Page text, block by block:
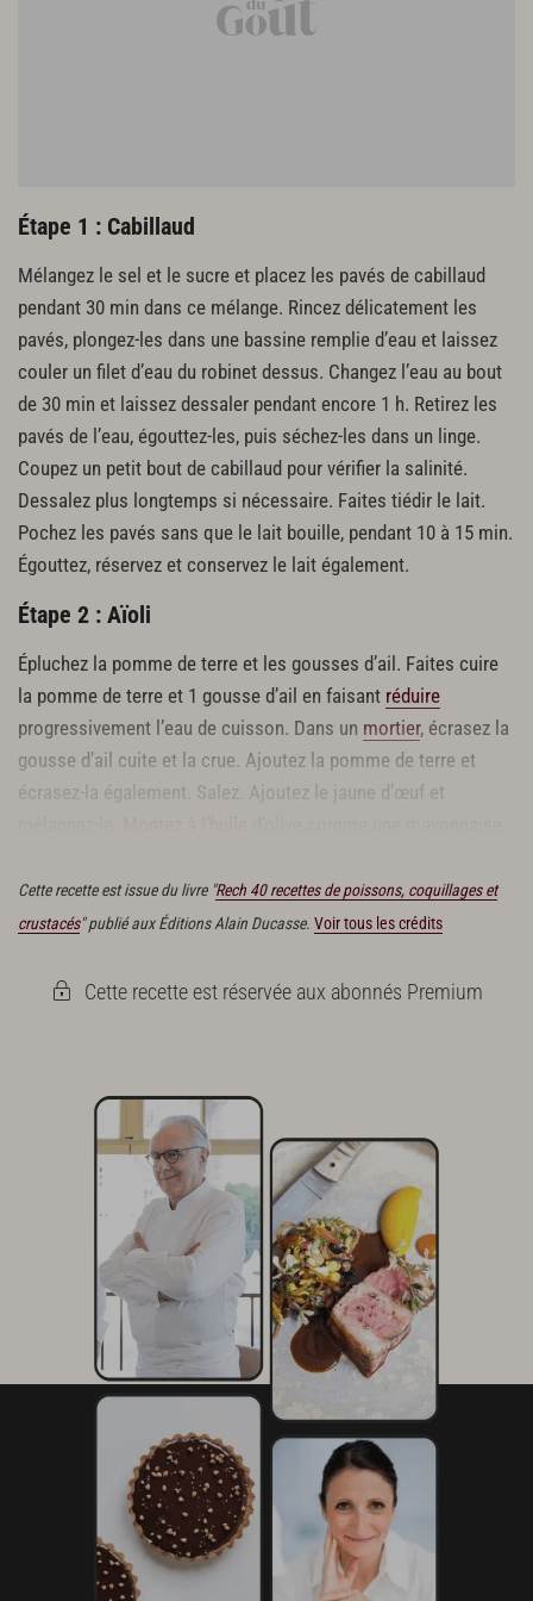
2 œufs de caille
Étape 1 : Cabillaud
Mélangez le sel et le sucre et placez les pavés de cabillaud
pendant 30 min dans ce mélange. Rincez délicatement les
pavés, plongez-les dans une bassine remplie d’eau et laissez
couler un filet d’eau du robinet dessus. Changez l’eau au bout
de 30 min et laissez dessaler pendant encore 1 h. Retirez les
pavés de l’eau, égouttez-les, puis séchez-les dans un linge.
Coupez un petit bout de cabillaud pour vérifier la salinité.
Dessalez plus longtemps si nécessaire. Faites tiédir le lait.
Pochez les pavés sans que le lait bouille, pendant 10 à 15 min.
Égouttez, réservez et conservez le lait également.
Étape 2 : Aïoli
Épluchez la pomme de terre et les gousses d’ail. Faites cuire
la pomme de terre et 1 gousse d’ail en faisant réduire
progressivement l’eau de cuisson. Dans un mortier, écrasez la
gousse d’ail cuite et la crue. Ajoutez la pomme de terre et
écrasez-la également. Salez. Ajoutez le jaune d’œuf et
Cette recette est issue du livre "Rech 40 recettes de poissons, coquillages et
crustacés" publié aux Éditions Alain Ducasse. Voir tous les crédits
Cette recette est réservée aux abonnés Premium